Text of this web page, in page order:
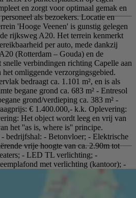
en zorgt voor optimaal gemak en
als bezoekers. Locatie en
'Hooge Veenen' is gunstig gelegen
rijksweg A20. Het terrein kenmerkt
per auto, mede dankzij
(Rotterdam – Gouda) en de
verbindingen richting Capelle aan
het omliggende verzorgingsgebied.
bedraagt ca. 1.101 m², en is als
begane grond ca. 683 m² - Entresol
grond/verdieping ca. 383 m² -
€ 1.400.000,- k.k. Oplevering:
Het object wordt leeg en vrij van
het ''as is, where is'' principe.
bedrijfshal: - Betonvloer; - Elektrische
vrije hoogte van ca. 2.90m tot
- LED TL verlichting; -
met verlichting (kantoor); -
- Zonwering; - Werkkast